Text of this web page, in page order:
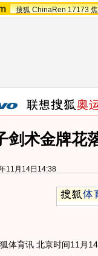
搜狐 ChinaRen 17173
剑术金牌花
11月14日14:38
体育讯 北京时间11月14